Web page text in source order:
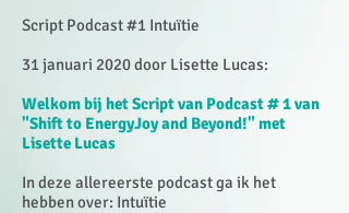
Script Podcast #1 Intuïtie
31 januari 2020 door Lisette Lucas:
Welkom bij het Script van Podcast # 1 van
"Shift to EnergyJoy and Beyond!" met
Lisette Lucas
In deze allereerste podcast ga ik het
hebben over: Intuïtie